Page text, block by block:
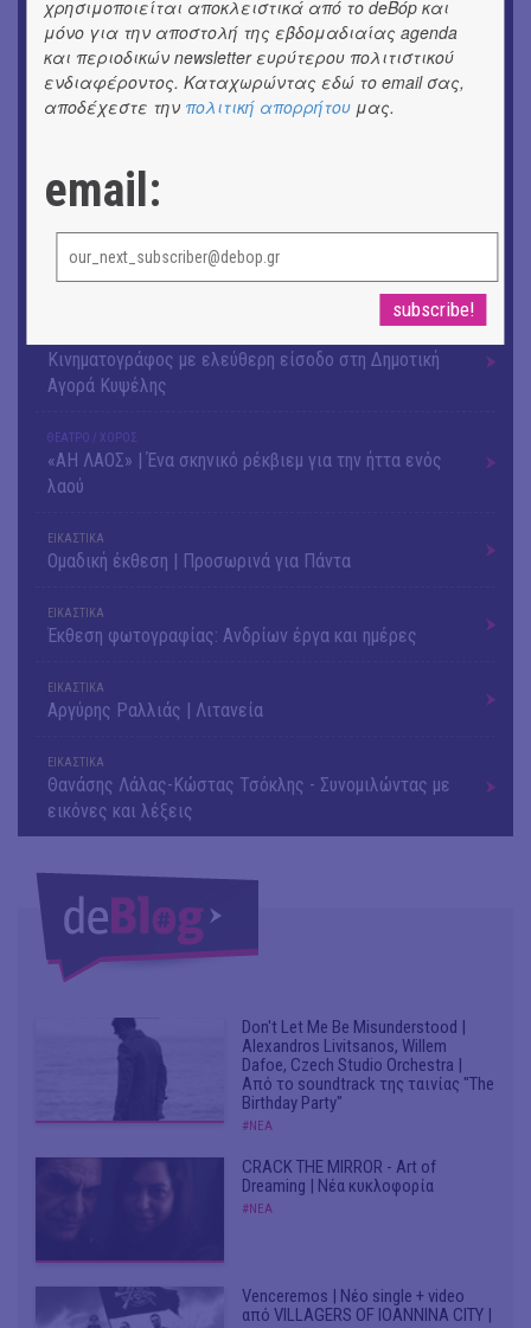
OUTDΟORS
4ο Pig Floyd – The Dark Side of the Γρουν | Οι Pink
Floyd συναντούν… τη γουρνοπούλα
ΜΟΥΣΙΚΗ
OUTDΟORS
ANILIO PARK FESTIVAL 2026
ΜΟΥΣΙΚΗ
Το 6ο Kournos Music Festival στη Λήμνο
Κινηματογράφος με ελεύθερη είσοδο στη Δημοτική
Αγορά Κυψέλης
ΘΕΑΤΡΟ / ΧΟΡΟΣ
«ΑΗ ΛΑΟΣ» | Ένα σκηνικό ρέκβιεμ για την ήττα ενός
λαού
ΕΙΚΑΣΤΙΚΑ
Ομαδική έκθεση | Προσωρινά για Πάντα
ΕΙΚΑΣΤΙΚΑ
Έκθεση φωτογραφίας: Ανδρίων έργα και ημέρες
ΕΙΚΑΣΤΙΚΑ
Αργύρης Ραλλιάς | Λιτανεία
ΕΙΚΑΣΤΙΚΑ
Θανάσης Λάλας-Κώστας Τσόκλης - Συνομιλώντας με
εικόνες και λέξεις
Don't Let Me Be Misunderstood |
Alexandros Livitsanos, Willem
Dafoe, Czech Studio Orchestra |
Από το soundtrack της ταινίας "The
Birthday Party"
#ΝΕΑ
CRACK THE MIRROR - Art of
Dreaming | Νέα κυκλοφορία
#ΝΕΑ
Venceremos | Νέο single + video
από VILLAGERS OF IOANNINA CITY |
χρησιμοποιείται αποκλειστικά από το deBόp και
μόνο για την αποστολή της εβδομαδιαίας agenda
και περιοδικών newsletter ευρύτερου πολιτιστικού
ενδιαφέροντος. Καταχωρώντας εδώ το email σας,
αποδέχεστε την πολιτική απορρήτου μας.
email: